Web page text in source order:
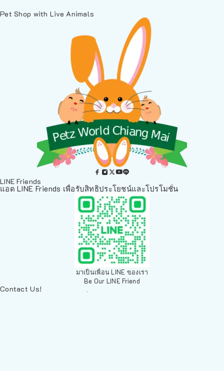
Pet Shop with Live Animals
LINE Friends
แอด LINE Friends เพื่อรับสิทธิประโยชน์และโปรโมชั่น
มาเป็นเพื่อน LINE ของเรา
Be Our LINE Friend
Contact Us!